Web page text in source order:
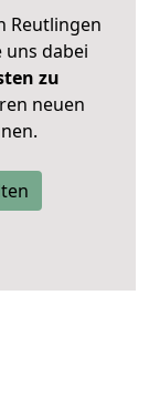
Reutlingen
uns dabei
zu
neuen